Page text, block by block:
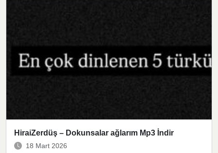
HiraiZerdüş – Dokunsalar ağlarım Mp3 İndir
18 Mart 2026